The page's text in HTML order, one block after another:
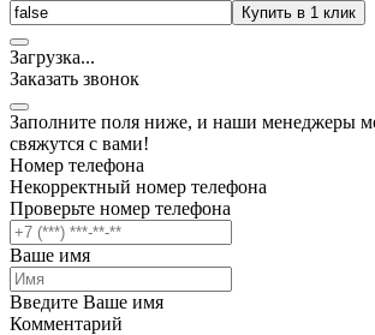
Купить в 1 клик
Загрузка...
Заказать звонок
Заполните поля ниже, и наши менеджеры
свяжутся с вами!
Номер телефона
Некорректный номер телефона
Проверьте номер телефона
Ваше имя
Введите Ваше имя
Комментарий